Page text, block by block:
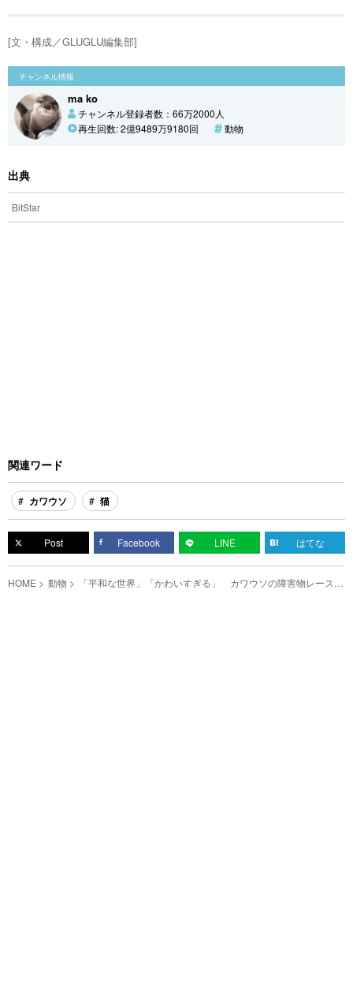
[文・構成／GLUGLU編集部]
チャンネル情報
ma ko
チャンネル登録者数：66万2000人
再生回数: 2億9489万9180回
動物
出典
BitStar
関連ワード
カワウソ 猫
Post Facebook LINE はてな
HOME 動物 「平和な世界」「かわいすぎる」 カワウソの障害物レース
に、癒される人が続出